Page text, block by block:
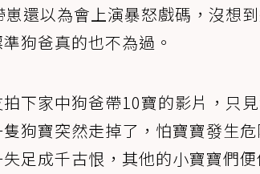
崽還以為會上演暴怒戲碼，沒想
狗爸真的也不為過。
下家中狗爸帶10寶的影片，只
狗寶突然走掉了，怕寶寶發生
足成千古恨，其他的小寶寶們